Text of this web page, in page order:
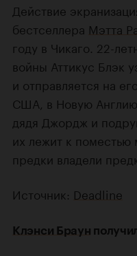
Действие
бестселлера Мэтта
году в Чикаго. 22-
войны Аттикус Блэк
и отправляется на
США, в Новую
дядя Джордж и
их лежит к поместью
предки владели
Источник: Deadline
Клэнси Браун